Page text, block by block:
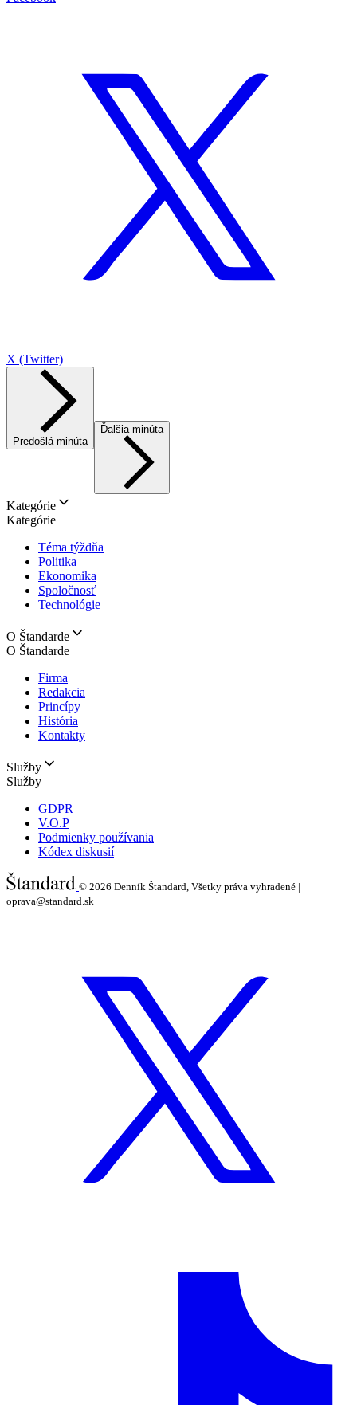
X (Twitter)
Predošlá minúta
Ďalšia minúta
Kategórie
Kategórie
Téma týždňa
Politika
Ekonomika
Spoločnosť
Technológie
O Štandarde
O Štandarde
Firma
Redakcia
Princípy
História
Kontakty
Služby
Služby
GDPR
V.O.P
Podmienky používania
Kódex diskusií
© 2026 Denník Štandard, Všetky práva vyhradené |
oprava@standard.sk